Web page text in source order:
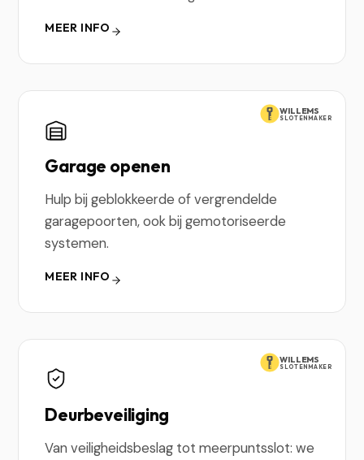
MEER INFO
WILLEMS
SLOTENMAKER
Garage openen
Hulp bij geblokkeerde of vergrendelde
garagepoorten, ook bij gemotoriseerde
systemen.
MEER INFO
WILLEMS
SLOTENMAKER
Deurbeveiliging
Van veiligheidsbeslag tot meerpuntsslot: we